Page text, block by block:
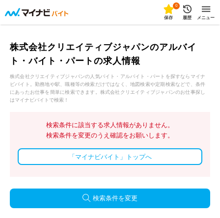
0
保存 履歴 メニュー
株式会社クリエイティブジャパンのアルバイ
ト・バイト・パートの求人情報
株式会社クリエイティブジャパンの人気バイト・アルバイト・パートを探すならマイナ
ビバイト。勤務地や駅、職種等の検索だけではなく、地図検索や定期検索などで、条件
にあったお仕事を簡単に検索できます。株式会社クリエイティブジャパンのお仕事探し
はマイナビバイトで検索！
検索条件に該当する求人情報がありません。
検索条件を変更のうえ確認をお願いします。
「マイナビバイト」トップへ
検索条件を変更